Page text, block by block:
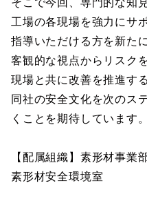
そこで今回、専門的な知
工場の各現場を強力にサ
指導いただける方を新た
客観的な視点からリスク
現場と共に改善を推進す
同社の安全文化を次のス
くことを期待しています。
【配属組織】素形材事業
素形材安全環境室